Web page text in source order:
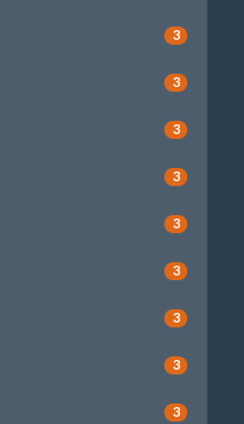
3
3
3
3
3
3
3
3
3